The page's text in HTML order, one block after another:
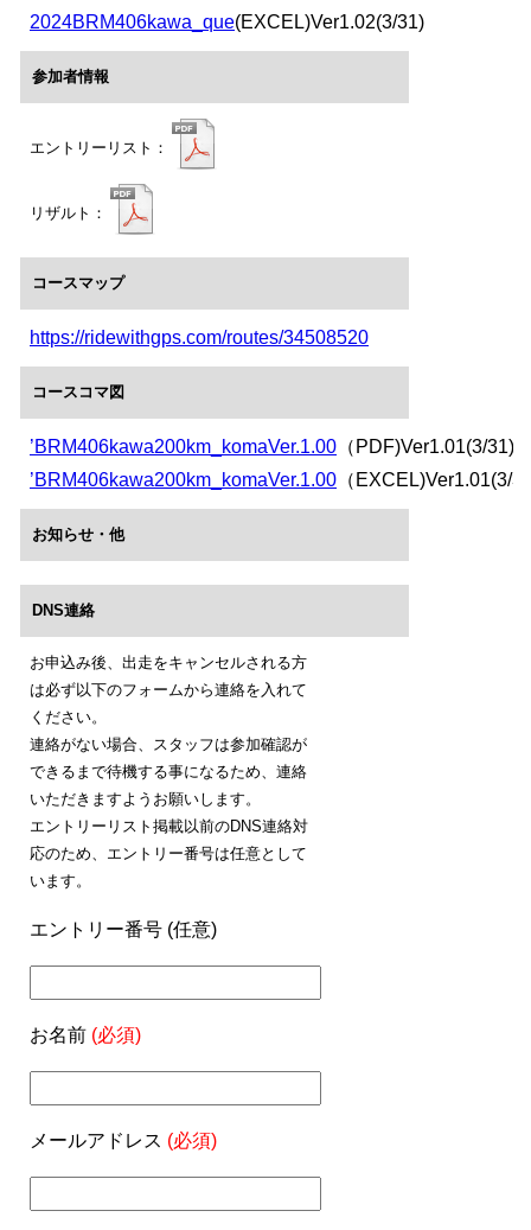
2024BRM406kawa_que(EXCEL)Ver1.02(3/31)
参加者情報
エントリーリスト：
リザルト：
コースマップ
https://ridewithgps.com/routes/34508520
コースコマ図
’BRM406kawa200km_komaVer.1.00 （PDF)Ver1.01(3/31)
’BRM406kawa200km_komaVer.1.00 （EXCEL)Ver1.01(3/
お知らせ・他
DNS連絡
お申込み後、出走をキャンセルされる方
は必ず以下のフォームから連絡を入れて
ください。
連絡がない場合、スタッフは参加確認が
できるまで待機する事になるため、連絡
いただきますようお願いします。
エントリーリスト掲載以前のDNS連絡対
応のため、エントリー番号は任意として
います。
エントリー番号 (任意)
お名前 (必須)
メールアドレス (必須)